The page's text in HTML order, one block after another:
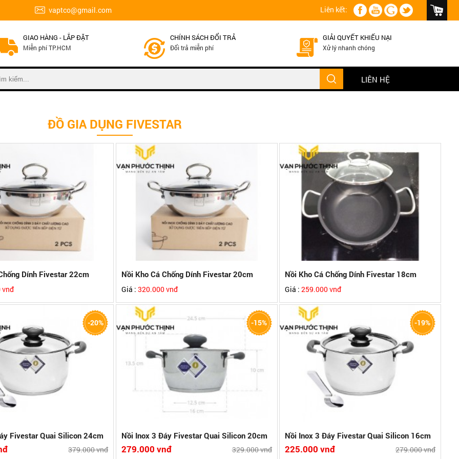
vaptco@gmail.com Liên kết:
GIAO HÀNG - LẮP ĐẶT
Miễn phí TP.HCM
CHÍNH SÁCH ĐỔI TRẢ
Đổi trả miễn phí
GIẢI QUYẾT KHIẾU NẠI
Xử lý nhanh chóng
LIÊN HỆ
ĐỒ GIA DỤNG FIVESTAR
Dính Fivestar 22cm
vnđ
cao cấp
cho bếp từ, bếp điện, hồng ngoại
chi tiết So sánh
Nồi Kho Cá Chống Dính Fivestar 20cm
Giá : 320.000 vnđ
- Đường kính 18cm
- Nồi 3 đáy
- Nồi inox 430 cao cấp
- Sử dụng được cho bếp từ, bếp điện, hồng ngoại
Bảo hành:5 năm
Xuất xứ:Việt Nam
Xem chi tiết So sánh
Nồi Kho Cá Chống Dính Fivestar 18cm
Giá : 259.000 vnđ
Fivestar Quai Silicon 24cm
379.000 vnđ
-20%
403
nhiệt nhanh
trên bếp từ
tiết So sánh
Nồi Inox 3 Đáy Fivestar Quai Silicon 20cm
329.000 vnđ
279.000 vnđ
-15%
- Chất liệu inox 403
- Đáy nồi 3 lớp truyền nhiệt nhanh
- Đường kính 16cm
- Sử dụng được trên bếp từ
Bảo hành:5 năm
Xuất xứ:Việt Nam
Xem chi tiết So sánh
Nồi Inox 3 Đáy Fivestar Quai Silicon 16cm
279.000 vnđ
225.000 vnđ
-19%